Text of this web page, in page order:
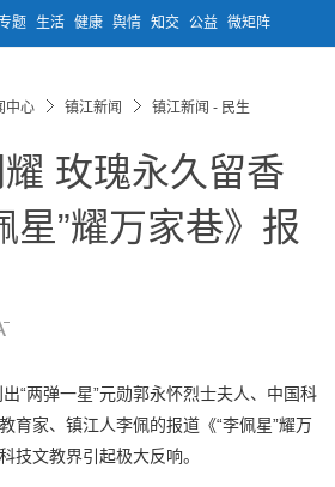
题 生活 健康 舆情 知交 公益 微矩阵
中心 镇江新闻 镇江新闻 - 民生
玫瑰永久留香
”耀万家巷》报
“两弹一星”元勋郭永怀烈士夫人、中国科
育家、镇江人李佩的报道《“李佩星”耀万
技文教界引起极大反响。